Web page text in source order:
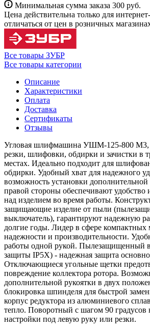
Минимальная сумма заказа 300 руб.
Цена действительна только для
отличаться от цен в розничных
Все товары ЗУБР
Все товары категории
Описание
Характеристики
Оплата
Доставка
Сертификаты
Отзывы
Угловая шлифмашина УШМ-125-800 М3,
резки, шлифовки, обдирки и зачистки в
местах. Идеально подходит для
обдирки. Удобный хват для надежного
возможность установки дополнительной
правой стороны обеспечивают удобство
над изделием во время работы.
защищающие изделие от пыли
выключатель), гарантируют надежную
долгие годы. Лидер в сфере
надежности и производительности.
работы одной рукой. Пылезащищенный
защиты IP5X) - надежная защита
Отключающиеся угольные щетки
повреждение коллектора ротора.
дополнительной рукоятки в двух
блокировка шпинделя для быстрой
корпус редуктора из алюминиевого
тепло. Поворотный с шагом 90 градусов
настройки под левую руку или резки.